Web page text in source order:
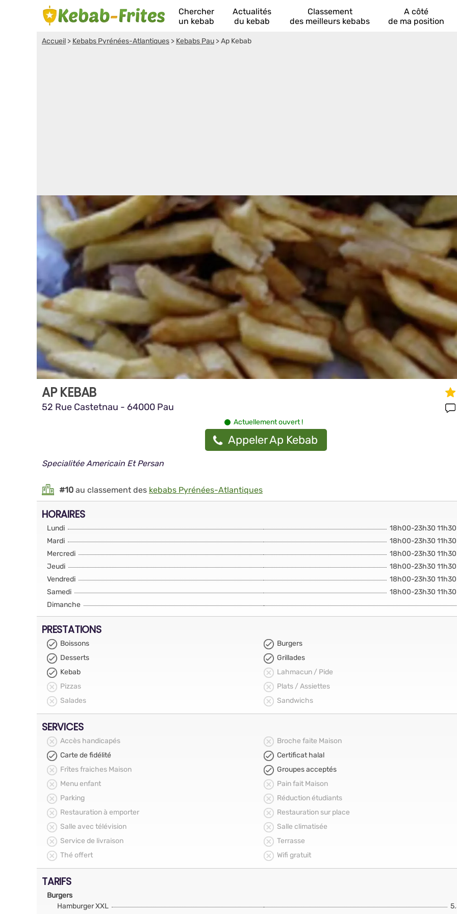
Chercher
un kebab
Actualités
du kebab
Classement
des meilleurs kebabs
A côté
de ma position
Accueil > Kebabs Pyrénées-Atlantiques > Kebabs Pau >Ap Kebab
AP KEBAB
52 Rue Castetnau - 64000 Pau
Actuellement ouvert !
Appeler Ap Kebab
Specialitée Americain Et Persan
#10 au classement des kebabs Pyrénées-Atlantiques
HORAIRES
Lundi
18h00-23h30
Mardi
18h00-23h30
Mercredi
18h00-23h30
Jeudi
18h00-23h30
Vendredi
18h00-23h30
Samedi
18h00-23h30
Dimanche
PRESTATIONS
Boissons
Burgers
Desserts
Grillades
Kebab
Lahmacun / Pide
Pizzas
Plats / Assiettes
Salades
Sandwichs
SERVICES
Accès handicapés
Broche faite Maison
Carte de fidélité
Certificat halal
Frîtes fraiches Maison
Groupes acceptés
Menu enfant
Pain fait Maison
Parking
Réduction étudiants
Restauration à emporter
Restauration sur place
Salle avec télévision
Salle climatisée
Service de livraison
Terrasse
Thé offert
Wifi gratuit
TARIFS
Burgers
Hamburger XXL